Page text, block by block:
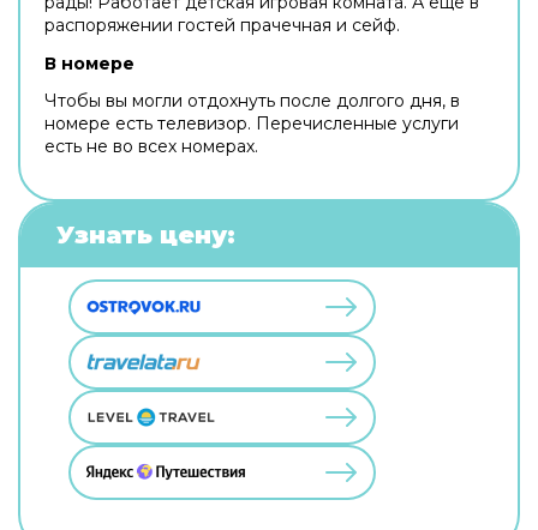
распоряжении гостей прачечная и сейф.
В номере
Чтобы вы могли отдохнуть после долгого дня, в
номере есть телевизор. Перечисленные услуги
есть не во всех номерах.
Узнать цену: